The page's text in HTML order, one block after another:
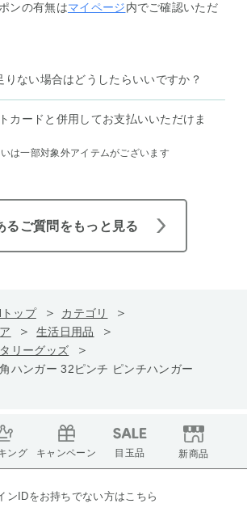
ンの有無はマイページ内でご確認いただ
りない場合はどうしたらいいですか？
カードと併用してお支払いいただけま
は一部対象外アイテムがございます
るご質問をもっと見る
ップ
カテゴリ
生活日用品
リーグッズ
ハンガー 32ピンチ ピンチハンガー
ング キャンペーン 目玉品 新商品
ンIDをお持ちでない方はこちら